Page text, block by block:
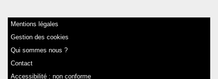
Mentions légales
Gestion des cookies
Qui sommes nous ?
Contact
Accessibilité : non conforme